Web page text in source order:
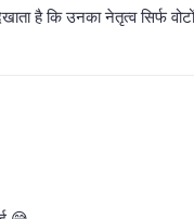
है कि उनका नेतृत्व सिर्फ